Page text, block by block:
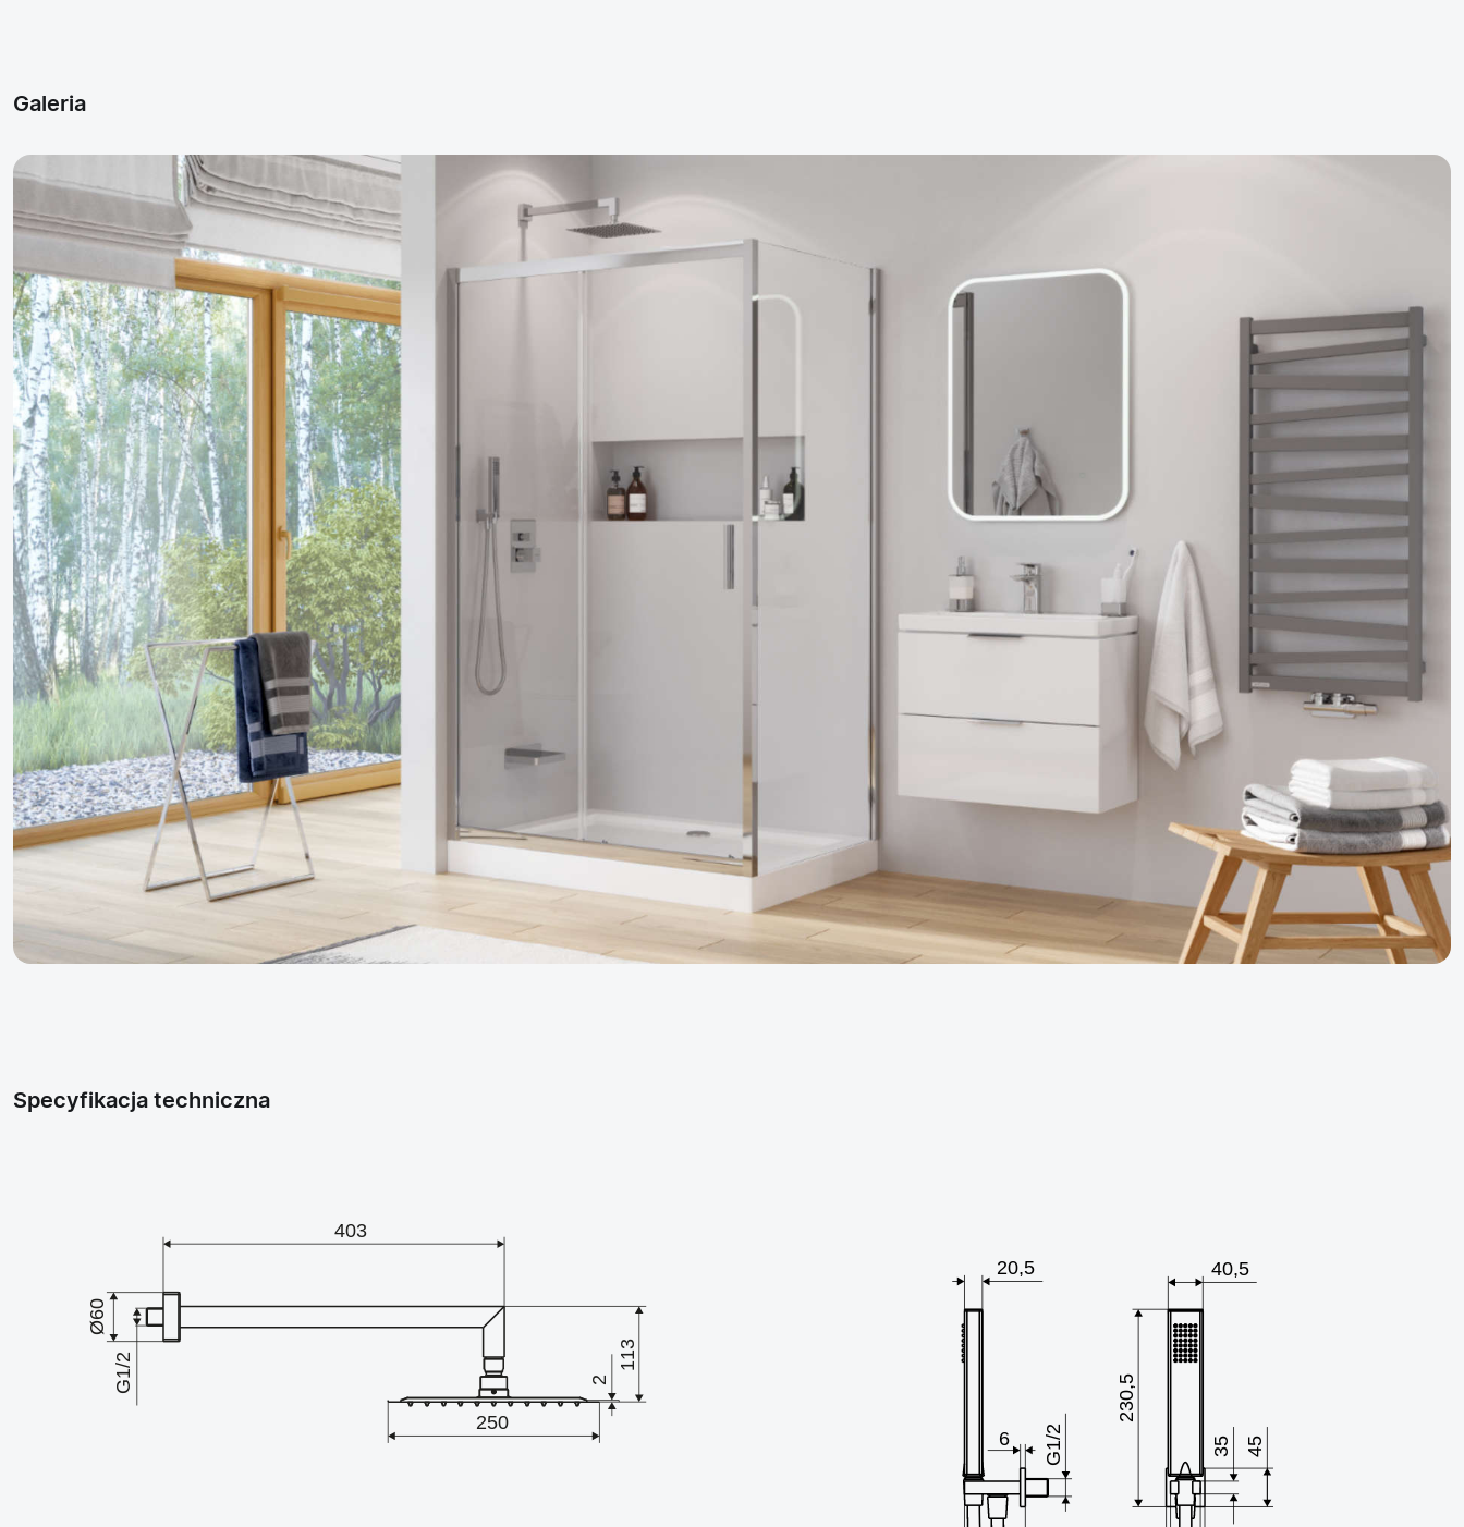
Galeria
Specyfikacja techniczna